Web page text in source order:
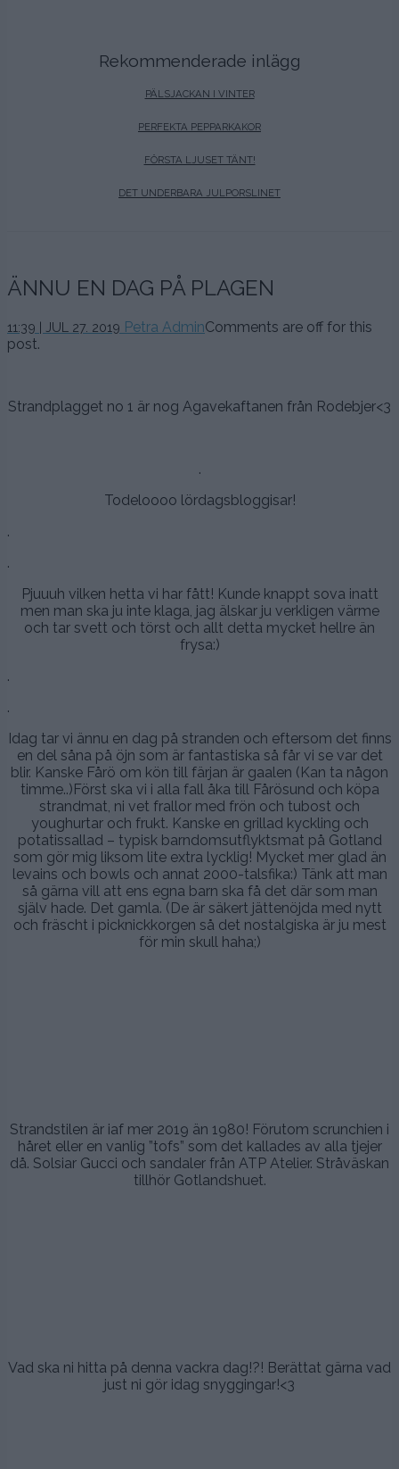
Rekommenderade inlägg
PÄLSJACKAN I VINTER
PERFEKTA PEPPARKAKOR
FÖRSTA LJUSET TÄNT!
DET UNDERBARA JULPORSLINET
ÄNNU EN DAG PÅ PLAGEN
11:39 | JUL 27. 2019 27
Petra AdminComments are off for this
post.
Strandplagget no 1 är nog Agavekaftanen från Rodebjer<3
.
Todeloooo lördagsbloggisar!
.
.
Pjuuuh vilken hetta vi har fått! Kunde knappt sova inatt
men man ska ju inte klaga, jag älskar ju verkligen värme
och tar svett och törst och allt detta mycket hellre än
frysa:)
.
.
Idag tar vi ännu en dag på stranden och eftersom det finns
en del såna på öjn som är fantastiska så får vi se var det
blir. Kanske Fårö om kön till färjan är gaalen (Kan ta någon
timme..)Först ska vi i alla fall åka till Fårösund och köpa
strandmat, ni vet frallor med frön och tubost och
youghurtar och frukt. Kanske en grillad kyckling och
potatissallad – typisk barndomsutflyktsmat på Gotland
som gör mig liksom lite extra lycklig! Mycket mer glad än
levains och bowls och annat 2000-talsfika:) Tänk att man
så gärna vill att ens egna barn ska få det där som man
själv hade. Det gamla. (De är säkert jättenöjda med nytt
och fräscht i picknickkorgen så det nostalgiska är ju mest
för min skull haha;)
Strandstilen är iaf mer 2019 än 1980! Förutom scrunchien i
håret eller en vanlig ”tofs” som det kallades av alla tjejer
då. Solsiar Gucci och sandaler från ATP Atelier. Stråväskan
tillhör Gotlandshuet.
Vad ska ni hitta på denna vackra dag!?! Berättat gärna vad
just ni gör idag snyggingar!<3